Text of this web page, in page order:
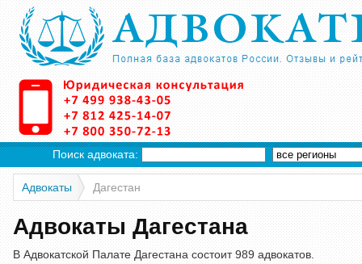
Поиск адвоката:
Адвокаты Дагестан
Адвокаты Дагестана
В Адвокатской Палате Дагестана состоит 989 адвокатов.